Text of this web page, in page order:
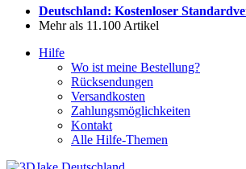
Deutschland: Kostenloser
Mehr als 11.100 Artikel
Hilfe
Wo ist meine Bestellung?
Rücksendungen
Versandkosten
Zahlungsmöglichkeiten
Kontakt
Alle Hilfe-Themen